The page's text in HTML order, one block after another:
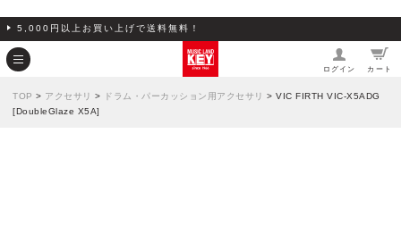
5,000円以上お買い上げで送料無料！
ログイン カート
TOP > アクセサリ > ドラム・パーカッション用アクセサリ > VIC FIRTH VIC-X5ADG
[DoubleGlaze X5A]